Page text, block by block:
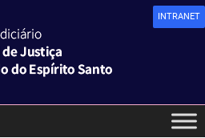
INTRANET